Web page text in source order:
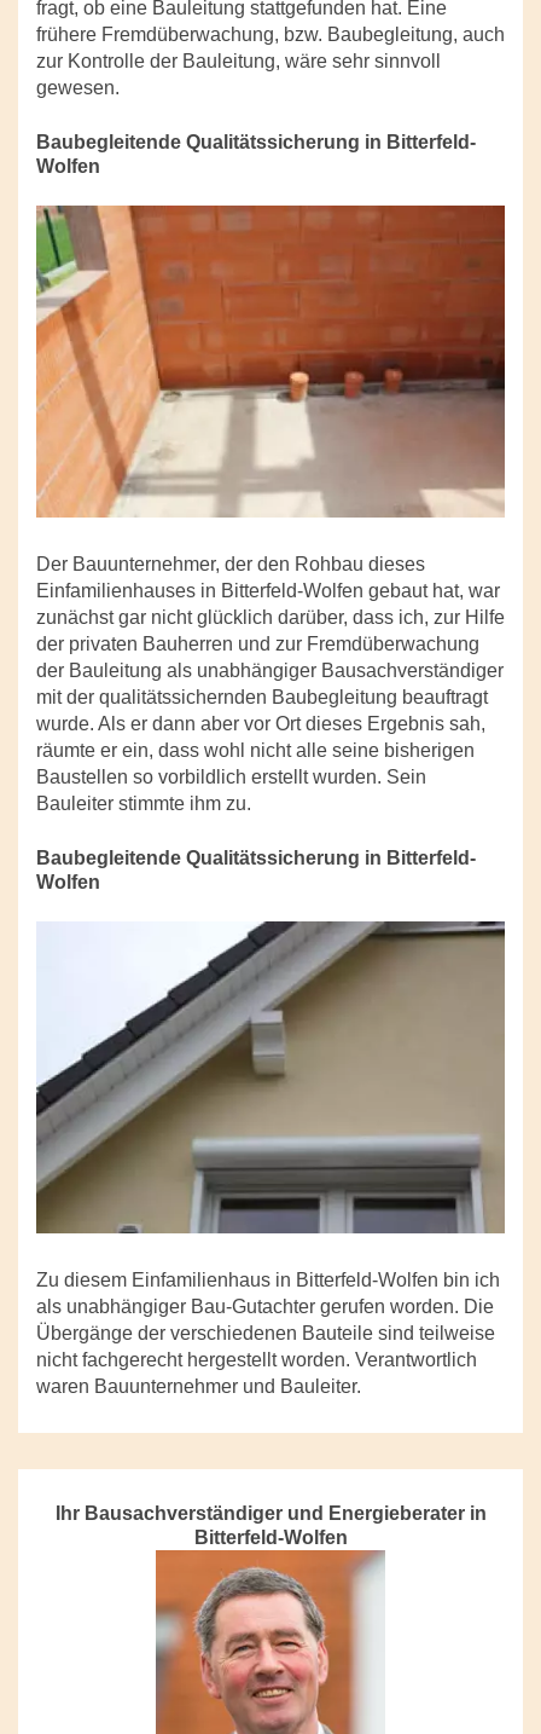
fragt, ob eine Bauleitung stattgefunden hat. Eine
frühere Fremdüberwachung, bzw. Baubegleitung, auch
zur Kontrolle der Bauleitung, wäre sehr sinnvoll
gewesen.
Baubegleitende Qualitätssicherung in Bitterfeld-
Wolfen
Der Bauunternehmer, der den Rohbau dieses
Einfamilienhauses in Bitterfeld-Wolfen gebaut hat, war
zunächst gar nicht glücklich darüber, dass ich, zur Hilfe
der privaten Bauherren und zur Fremdüberwachung
der Bauleitung als unabhängiger Bausachverständiger
mit der qualitätssichernden Baubegleitung beauftragt
wurde. Als er dann aber vor Ort dieses Ergebnis sah,
räumte er ein, dass wohl nicht alle seine bisherigen
Baustellen so vorbildlich erstellt wurden. Sein
Bauleiter stimmte ihm zu.
Baubegleitende Qualitätssicherung in Bitterfeld-
Wolfen
Zu diesem Einfamilienhaus in Bitterfeld-Wolfen bin ich
als unabhängiger Bau-Gutachter gerufen worden. Die
Übergänge der verschiedenen Bauteile sind teilweise
nicht fachgerecht hergestellt worden. Verantwortlich
waren Bauunternehmer und Bauleiter.
Ihr Bausachverständiger und Energieberater in
Bitterfeld-Wolfen